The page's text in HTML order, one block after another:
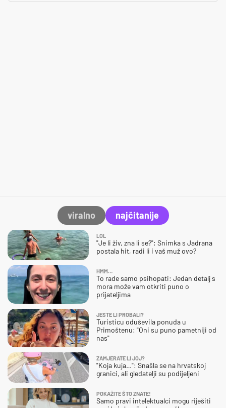
viralno najčitanije
LOL
"Je li živ, zna li se?": Snimka s Jadrana
postala hit, radi li i vaš muž ovo?
HMM…
To rade samo psihopati: Jedan detalj s
mora može vam otkriti puno o
prijateljima
JESTE LI PROBALI?
Turisticu oduševila ponuda u
Primoštenu: "Oni su puno pametniji od
nas"
ZAMJERATE LI JOJ?
"Koja kuja…": Snašla se na hrvatskoj
granici, ali gledatelji su podijeljeni
POKAŽITE ŠTO ZNATE!
Samo pravi intelektualci mogu riješiti